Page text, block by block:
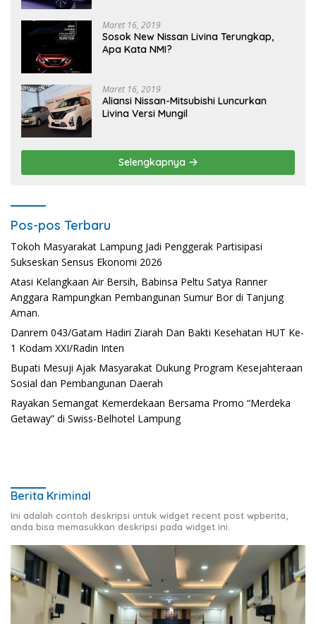
Maret 16, 2019
Sosok New Nissan Livina Terungkap,
Apa Kata NMI?
Maret 16, 2019
Aliansi Nissan-Mitsubishi Luncurkan
Livina Versi Mungil
Selengkapnya
Pos-pos Terbaru
Tokoh Masyarakat Lampung Jadi Penggerak Partisipasi
Sukseskan Sensus Ekonomi 2026
Atasi Kelangkaan Air Bersih, Babinsa Peltu Satya Ranner
Anggara Rampungkan Pembangunan Sumur Bor di Tanjung
Aman.
Danrem 043/Gatam Hadiri Ziarah Dan Bakti Kesehatan HUT Ke-
1 Kodam XXI/Radin Inten
Bupati Mesuji Ajak Masyarakat Dukung Program Kesejahteraan
Sosial dan Pembangunan Daerah
Rayakan Semangat Kemerdekaan Bersama Promo “Merdeka
Getaway” di Swiss-Belhotel Lampung
Berita Kriminal
Ini adalah contoh deskripsi untuk widget recent post wpberita,
anda bisa memasukkan deskripsi pada widget ini.